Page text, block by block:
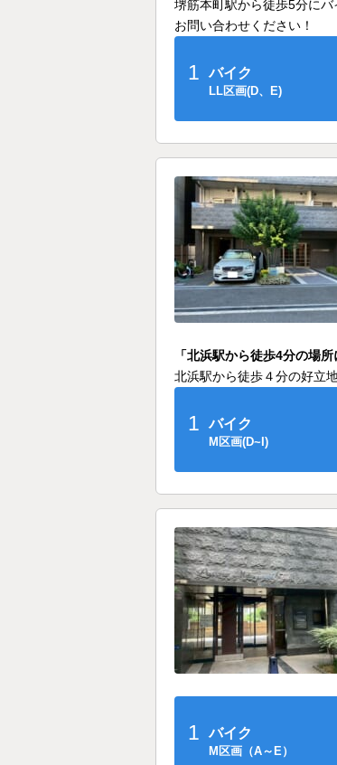
堺筋本町駅から徒歩5分に
お問い合わせください！
1 バイク
LL区画(D、E)
「北浜駅から徒歩4分の場
北浜駅から徒歩４分の好立
1 バイク
M区画(D~I)
1 バイク
M区画（A～E）